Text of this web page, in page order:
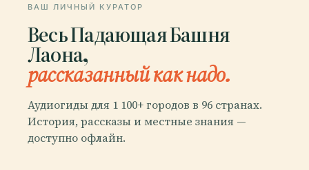
ВАШ ЛИЧНЫЙ КУРАТОР
Весь Падающая Башня
Лаона,
рассказанный как надо.
Аудиогиды для 1 100+ городов в 96 странах.
История, рассказы и местные знания —
доступно офлайн.